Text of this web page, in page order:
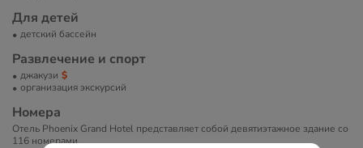
Для детей
детский бассейн
Развлечение и спорт
джакузи
организация экскурсий
Номера
Отель Phoenix Grand Hotel представляет собой девятиэтажное здание со
116 номерами.